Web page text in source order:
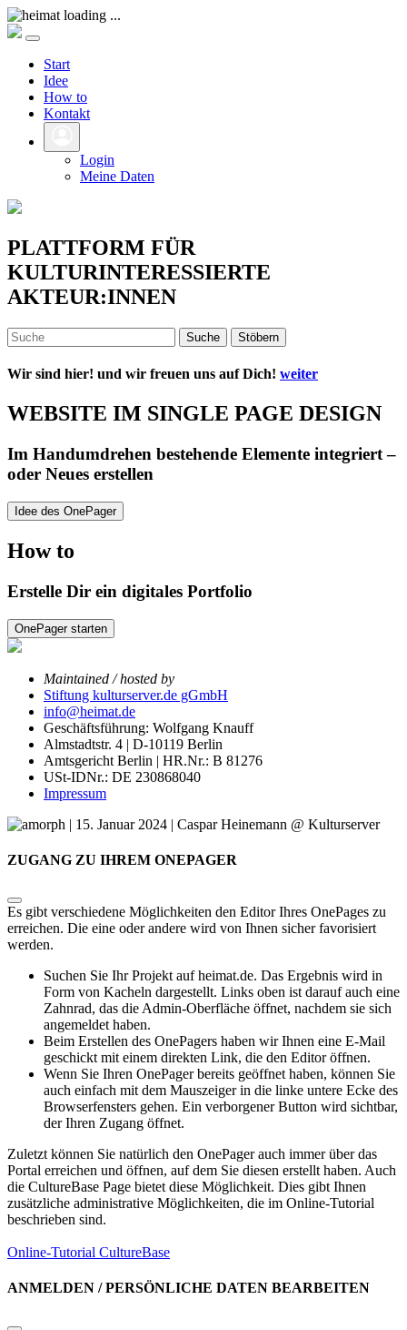
Start
Idee
How to
Kontakt
Login
Meine Daten
PLATTFORM FÜR
KULTURINTERESSIERTE
AKTEUR:INNEN
Suche Stöbern
Wir sind hier! und wir freuen uns auf Dich! weiter
WEBSITE IM SINGLE PAGE DESIGN
Im Handumdrehen bestehende Elemente integriert –
oder Neues erstellen
Idee des OnePager
How to
Erstelle Dir ein digitales Portfolio
OnePager starten
Maintained / hosted by
Stiftung kulturserver.de gGmbH
info@heimat.de
Geschäftsführung: Wolfgang Knauff
Almstadtstr. 4 | D-10119 Berlin
Amtsgericht Berlin | HR.Nr.: B 81276
USt-IDNr.: DE 230868040
Impressum
ZUGANG ZU IHREM ONEPAGER
Es gibt verschiedene Möglichkeiten den Editor Ihres OnePages zu
erreichen. Die eine oder andere wird von Ihnen sicher favorisiert
werden.
Suchen Sie Ihr Projekt auf heimat.de. Das Ergebnis wird in
Form von Kacheln dargestellt. Links oben ist darauf auch eine
Zahnrad, das die Admin-Oberfläche öffnet, nachdem sie sich
angemeldet haben.
Beim Erstellen des OnePagers haben wir Ihnen eine E-Mail
geschickt mit einem direkten Link, die den Editor öffnen.
Wenn Sie Ihren OnePager bereits geöffnet haben, können Sie
auch einfach mit dem Mauszeiger in die linke untere Ecke des
Browserfensters gehen. Ein verborgener Button wird sichtbar,
der Ihren Zugang öffnet.
Zuletzt können Sie natürlich den OnePager auch immer über das
Portal erreichen und öffnen, auf dem Sie diesen erstellt haben. Auch
die CultureBase Page bietet diese Möglichkeit. Dies gibt Ihnen
zusätzliche administrative Möglichkeiten, die im Online-Tutorial
beschrieben sind.
Online-Tutorial CultureBase
ANMELDEN / PERSÖNLICHE DATEN BEARBEITEN